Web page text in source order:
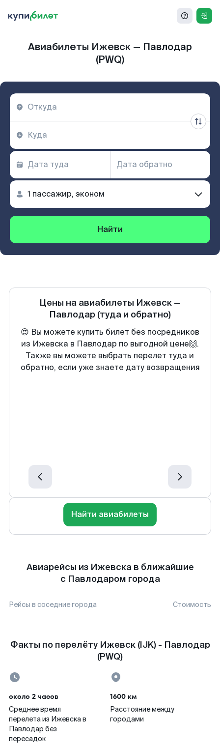
Авиабилеты Ижевск — Павлодар
(PWQ)
Найти
Цены на авиабилеты Ижевск —
Павлодар (туда и обратно)
😍 Вы можете купить билет без посредников
из Ижевска в Павлодар по выгодной цене🙌.
Также вы можете выбрать перелет туда и
обратно, если уже знаете дату возвращения
Найти авиабилеты
Авиарейсы из Ижевска в ближайшие
с Павлодаром города
Рейсы в соседние города Стоимость
Факты по перелёту Ижевск (IJK) - Павлодар
(PWQ)
около 2 часов
Среднее время
перелета из Ижевска в
Павлодар без
пересадок
1600 км
Расстояние между
городами